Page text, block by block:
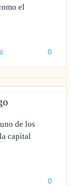
el
0
de los
capital
0